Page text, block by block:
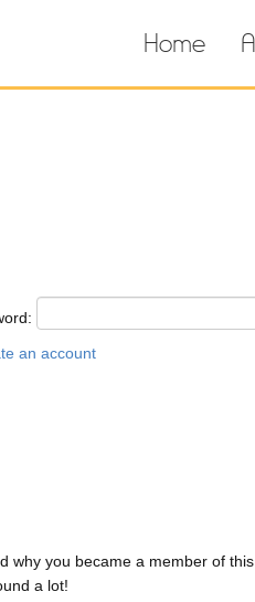
Home
an account
why you became a member of this
a lot!